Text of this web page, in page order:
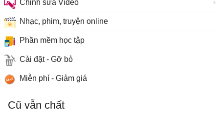
Chỉnh sửa Video
Nhạc, phim, truyện online
Phần mềm học tập
Cài đặt - Gỡ bỏ
Miễn phí - Giảm giá
Cũ vẫn chất